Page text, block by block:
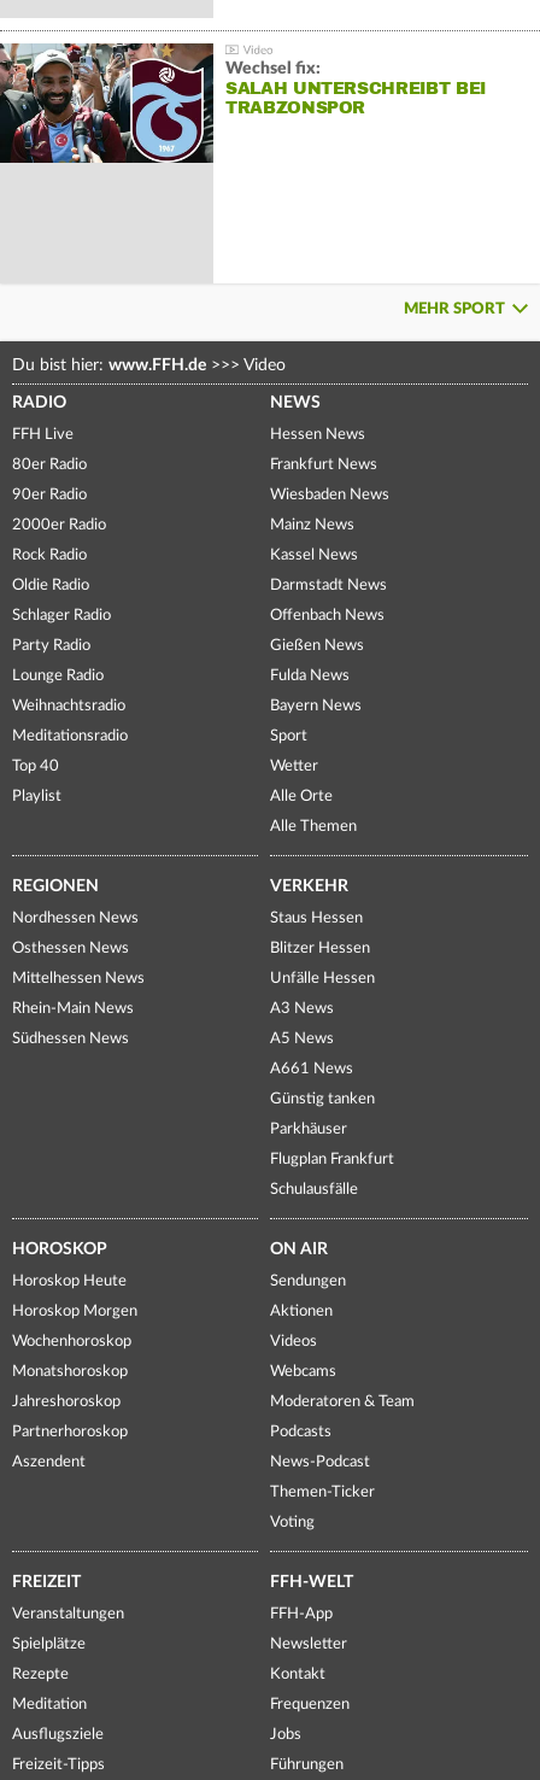
Wechsel fix:
SALAH UNTERSCHREIBT BEI
TRABZONSPOR
MEHR SPORT
Du bist hier: www.FFH.de >>> Video
RADIO
FFH Live
80er Radio
90er Radio
2000er Radio
Rock Radio
Oldie Radio
Schlager Radio
Party Radio
Lounge Radio
Weihnachtsradio
Meditationsradio
Top 40
Playlist
NEWS
Hessen News
Frankfurt News
Wiesbaden News
Mainz News
Kassel News
Darmstadt News
Offenbach News
Gießen News
Fulda News
Bayern News
Sport
Wetter
Alle Orte
Alle Themen
REGIONEN
Nordhessen News
Osthessen News
Mittelhessen News
Rhein-Main News
Südhessen News
VERKEHR
Staus Hessen
Blitzer Hessen
Unfälle Hessen
A3 News
A5 News
A661 News
Günstig tanken
Parkhäuser
Flugplan Frankfurt
Schulausfälle
HOROSKOP
Horoskop Heute
Horoskop Morgen
Wochenhoroskop
Monatshoroskop
Jahreshoroskop
Partnerhoroskop
Aszendent
ON AIR
Sendungen
Aktionen
Videos
Webcams
Moderatoren & Team
Podcasts
News-Podcast
Themen-Ticker
Voting
FREIZEIT
Veranstaltungen
Spielplätze
Rezepte
Meditation
Ausflugsziele
Freizeit-Tipps
FFH-WELT
FFH-App
Newsletter
Kontakt
Frequenzen
Jobs
Führungen